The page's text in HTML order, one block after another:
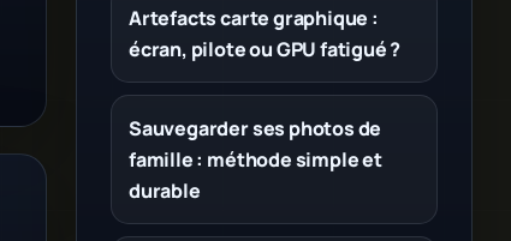
Artefacts carte graphique :
écran, pilote ou GPU fatigué ?
Sauvegarder ses photos de
famille : méthode simple et
durable